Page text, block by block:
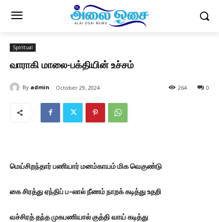
Spiritual
வாராகி மாலை-பக்தியின் உச்சம்
By admin October 29, 2024 0
264
மெய்சிறந்தார் பணியார் மனம்காயம் மிக வெகுண்டு
கை சிரத்து ஏந்திப் ப-லால் நீணம் நாறக் கடித்து உதறி
வச்சிரத் தந்த முகபணியால் குத்தி வாய் கடித்து